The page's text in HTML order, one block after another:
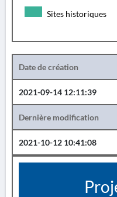
Sites historiques
Date de création
2021-09-14 12:11:39
Dernière modification
2021-10-12 10:41:08